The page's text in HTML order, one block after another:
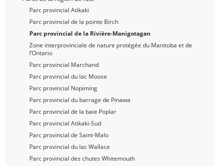
Parc provincial Atikaki
Parc provincial de la pointe Birch
Parc provincial de la Rivière-Manigotagan
Zone interprovinciale de nature protégée du Manitoba et de
l’Ontario
Parc provincial Marchand
Parc provincial du lac Moose
Parc provincial Nopiming
Parc provincial du barrage de Pinawa
Parc provincial de la baie Poplar
Parc provincial Atikaki-Sud
Parc provincial de Saint-Malo
Parc provincial du lac Wallace
Parc provincial des chutes Whitemouth